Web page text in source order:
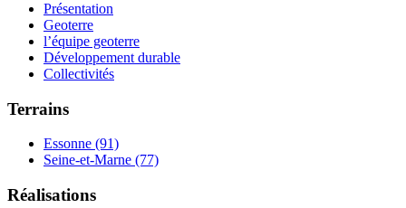
Présentation
Geoterre
l’équipe geoterre
Développement durable
Collectivités
Terrains
Essonne (91)
Seine-et-Marne (77)
Réalisations